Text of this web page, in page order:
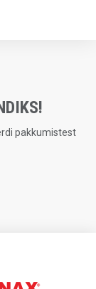
pakkumistest